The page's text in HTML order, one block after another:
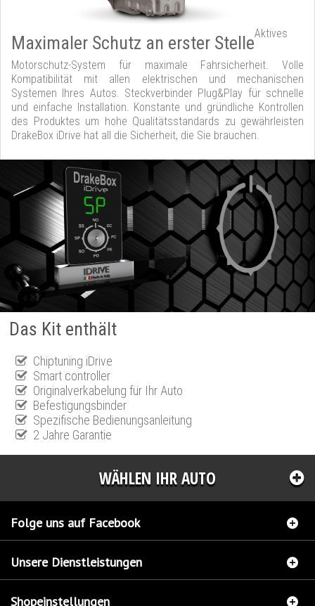
Maximaler Schutz an erster StelleAktives
Motorschutz-System für maximale Fahrsicherheit. Volle
Kompatibilität mit allen elektrischen und mechanischen
Systemen Ihres Autos. Steckverbinder Plug&Play für schnelle
und einfache Installation. Konstante und gründliche Kontrollen
des Produktes um hohe Qualitätsstandards zu gewährleisten
DrakeBox iDrive hat all die Sicherheit, die Sie brauchen.
Das Kit enthält
Chiptuning iDrive
Smart controller
Originalverkabelung für Ihr Auto
Befestigungsbinder
Spezifische Bedienungsanleitung
2 Jahre Garantie
WÄHLEN IHR AUTO
Folge uns auf Facebook
Unsere Dienstleistungen
Shopeinstellungen